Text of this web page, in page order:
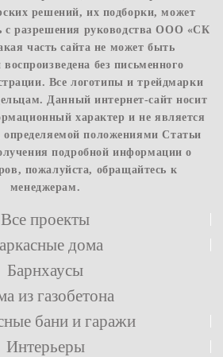
решений, их подборки, может
с разрешения руководства ООО «СК
часть сайта не может быть
без письменного
Все логотипы и трейдмарки
Данный интернет-сайт носит
характер и не является
положениями Статьи
подробной информации о
пожалуйста, обращайтесь к
менеджерам.
Все проекты
дома
Барнхаусы
из газобетона
бани и гаражи
Интерьеры